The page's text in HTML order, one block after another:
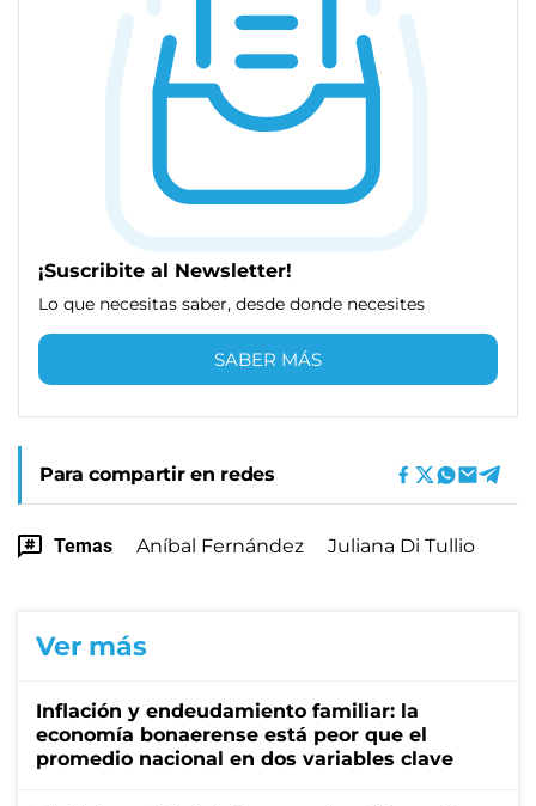
¡Suscribite al Newsletter!
Lo que necesitas saber, desde donde necesites
SABER MÁS
Para compartir en redes
Temas Aníbal Fernández Juliana Di Tullio
Ver más
Inflación y endeudamiento familiar: la
economía bonaerense está peor que el
promedio nacional en dos variables clave